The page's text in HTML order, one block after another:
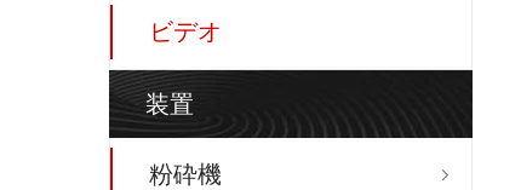
ビデオ
装置
粉砕機 